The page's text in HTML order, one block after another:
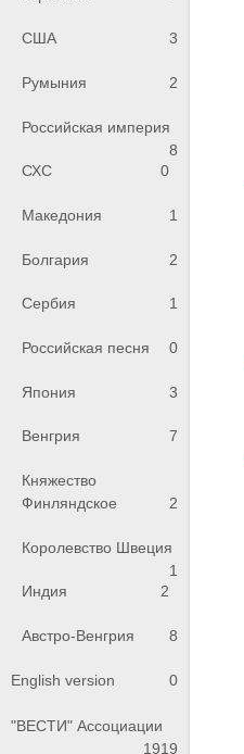
США 3
Румыния 2
Российская империя
8
СХС
0
Македония 1
Болгария 2
Сербия 1
Российская песня 0
Япония 3
Венгрия 7
Княжество
Финляндское
2
Королевство Швеция
1
Индия
2
Австро-Венгрия 8
English version 0
"ВЕСТИ" Ассоциации
1919